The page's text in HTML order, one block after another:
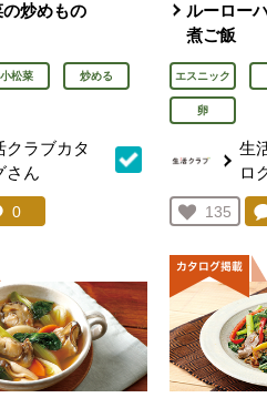
炒めもの
小松菜 炒める
クラブカタ
さん
登録：
コメント：
0件。コメントを見る。
ルーロー
煮ご飯
エスニック
卵
生
ロ
お気に入
135
人が